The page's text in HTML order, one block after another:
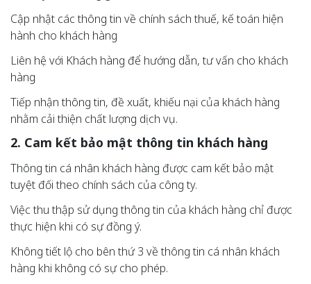
Cập nhật các thông tin về chính sách thuế, kế toán hiện
hành cho khách hàng
Liên hệ với Khách hàng để hướng dẫn, tư vấn cho khách
hàng
Tiếp nhận thông tin, đề xuất, khiếu nại của khách hàng
nhằm cải thiện chất lượng dịch vụ.
2. Cam kết bảo mật thông tin khách hàng
Thông tin cá nhân khách hàng được cam kết bảo mật
tuyệt đối theo chính sách của công ty.
Việc thu thập sử dụng thông tin của khách hàng chỉ được
thực hiện khi có sự đồng ý.
Không tiết lộ cho bên thứ 3 về thông tin cá nhân khách
hàng khi không có sự cho phép.